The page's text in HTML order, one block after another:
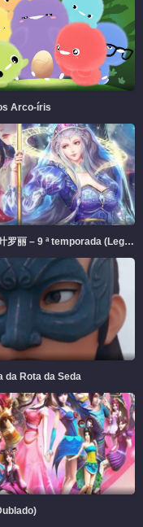
Arco-íris
Yeluoli 叶罗丽 – 9 ª temporada (Legendado)
da Rota da Seda